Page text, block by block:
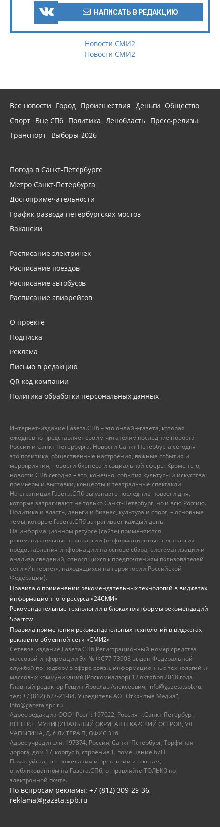
НАПИСАТЬ В РЕДАКЦИЮ
Новости СМИ2
Новости СМИ2
Все новости Город Происшествия Деньги
Общество
Спорт Вне СПб Политика Ленобласть Пресс-релизы
Транспорт Выборы-2026
Погода в Санкт-Петербурге
Метро Санкт-Петербурга
Достопримечательности
График развода петербургских мостов
Вакансии
Расписание электричек
Расписание поездов
Расписание автобусов
Расписание авиарейсов
О проекте
Подписка
Реклама
Письмо в редакцию
QR код компании
Политика обработки персональных данных
Интернет-издание Газета.СПб – это онлайн-газета, которая
ежедневно представляет своим читателям последние новости
России и Санкт-Петербурга. Новости Санкт-Петербурга сегодня –
это политика, общественные настроения, важные события и
мероприятия, новости бизнеса и социальной сферы. Кроме того,
новости СПб сегодня – это, конечно, события культуры и искусства:
премьеры и выставки, концерты и театральные спектакли.
На страницах Газета.СПб вы узнаете последние новости дня,
которые затрагивают не только Санкт-Петербург, но и всю Россию.
Политика и власть, деньги и бизнес, культура и спорт, – основные
темы, которые Газета.СПб затрагивает каждый день!
На информационном ресурсе (сайте) применяются
рекомендательные технологии (информационные технологии
предоставления информации на основе сбора, систематизации и
анализа сведений, относящихся к предпочтениям пользователей
сети «Интернет», находящихся на территории Российской
Федерации).
Правила о применении рекомендательных технологий в виджетах
информационного ресурса «24СМИ»
Рекомендательные технологии в блоках платформы рекомендаций
Sparrow
Правила применения рекомендательных технологий в виджетах
рекламно-обменной сети «СМИ2»
Сетевое издание Газета.СПб Регистрационный номер средства
массовой информации Эл № ФС77-73908 выдан Федеральной
службой по надзору в сфере связи, информационных технологий и
массовых коммуникаций (Роскомнадзор) 12 октября 2018 года.
Главный редактор Гущин Ярослав Алексеевич, info@gazeta.spb.ru,
тел: +7 (812) 627-21-84. Учредитель АО "Открытые Медиа",
info@gazeta.spb.ru
Адрес редакции ООО "Рост": 197022, Россия, г.Санкт-Петербург,
ВН.ТЕР.Г. МУНИЦИПАЛЬНЫЙ ОКРУГ АПТЕКАРСКИЙ ОСТРОВ, УЛ
ЧАПЫГИНА, Д. 6 ЛИТЕРА П, ОФИС 316
Адрес учредителя: 197374, Россия, Санкт-Петербург, Торфяная
дорога, дом 17, корпус 6, строение 1, помещение 67Н
Пожалуйста, все пожелания и претензии к текстам,
опубликованном на Газета.СПб, отправляйте ТОЛЬКО по
электронной почте.
По вопросам рекламы: +7 (812) 309-29-36,
reklama@gazeta.spb.ru